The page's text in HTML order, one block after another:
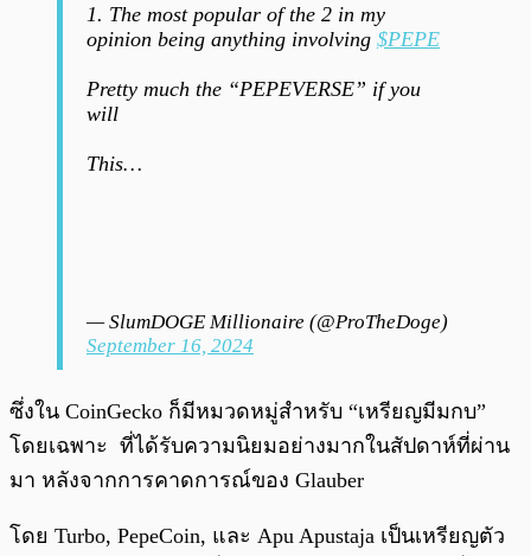
1. The most popular of the 2 in my
opinion being anything involving $PEPE
Pretty much the “PEPEVERSE” if you
will
This…
— SlumDOGE Millionaire (@ProTheDoge)
September 16, 2024
ซึ่งใน CoinGecko ก็มีหมวดหมู่สำหรับ “เหรียญมีมกบ”
โดยเฉพาะ ที่ได้รับความนิยมอย่างมากในสัปดาห์ที่ผ่าน
มา หลังจากการคาดการณ์ของ Glauber
โดย Turbo, PepeCoin, และ Apu Apustaja เป็นเหรียญตัว